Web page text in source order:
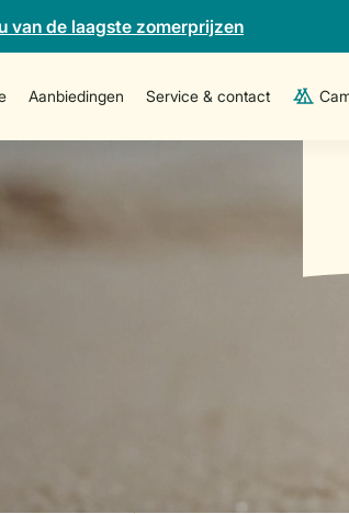
van de laagste zomerprijzen
Aanbiedingen Service & contact